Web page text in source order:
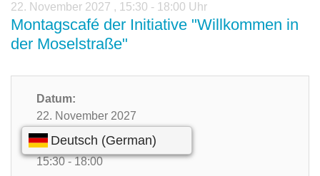
22. November 2027 , 15:30 - 18:00 Uhr
Montagscafé der Initiative "Willkommen in
der Moselstraße"
Datum:
22. November 2027
Zeit:
15:30 - 18:00